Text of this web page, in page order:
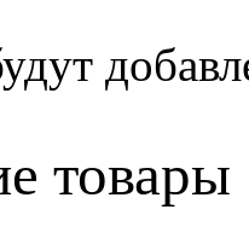
товары